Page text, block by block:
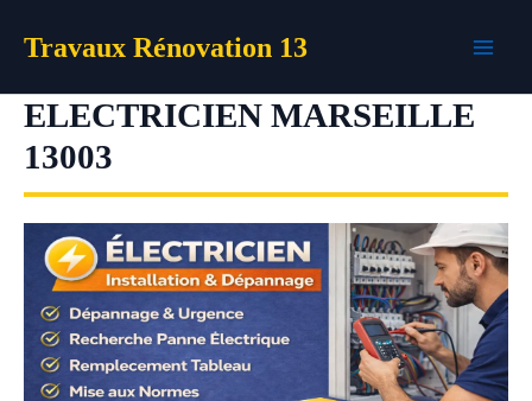
Travaux Rénovation 13
ELECTRICIEN MARSEILLE
13003